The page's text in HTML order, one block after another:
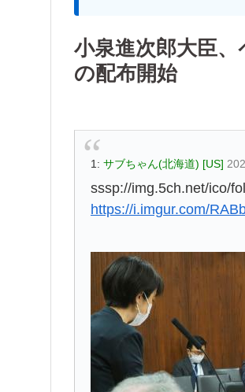
小泉進次郎大臣
の配布開始
1: サブちゃん(北海道) [US]
sssp://img.5ch.net/ico/
https://i.imgur.com/